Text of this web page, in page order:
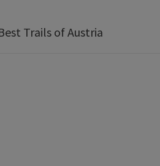
Trails of Austria